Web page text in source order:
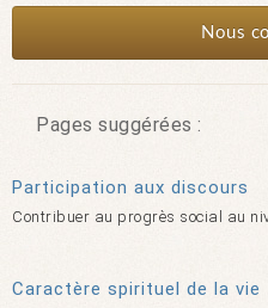
Nous
Pages suggérées :
Participation aux discours
Contribuer au progrès social au
Caractère spirituel de la vie